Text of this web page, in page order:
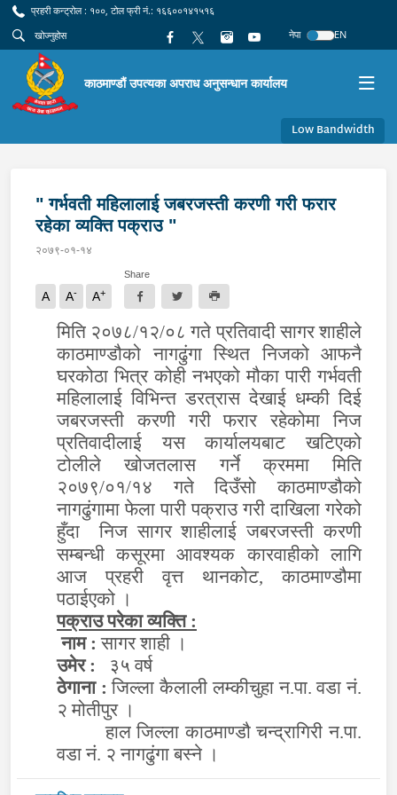
प्रहरी कन्ट्रोल : १००, टोल फ्री नं.: १६६००१४१५१६
नेपा
EN
काठमाण्डौं उपत्यका अपराध अनुसन्धान कार्यालय
Low Bandwidth
" गर्भवती महिलालाई जबरजस्ती करणी गरी फरार
रहेका व्यक्ति पक्राउ "
२०७९-०१-१४
A A- A+
Share
मिति २०७८/१२/०८ गते प्रतिवादी सागर शाहीले
काठमाण्डौको नागढुंगा स्थित निजको आफनै
घरकोठा भित्र कोही नभएको मौका पारी गर्भवती
महिलालाई विभिन्त डरत्रास देखाई धम्की दिई
जबरजस्ती करणी गरी फरार रहेकोमा निज
प्रतिवादीलाई यस कार्यालयबाट खटिएको
टोलीले खोजतलास गर्ने क्रममा मिति
२०७९/०१/१४ गते दिउँसो काठमाण्डौको
नागढुंगामा फेला पारी पक्राउ गरी दाखिला गरेको
हुँदा निज सागर शाहीलाई जबरजस्ती करणी
सम्बन्धी कसूरमा आवश्यक कारवाहीको लागि
आज प्रहरी वृत्त थानकोट, काठमाण्डौमा
पठाईएको ।
पक्राउ परेका व्यक्ति :
नाम : सागर शाही ।
उमेर :
३५वर्ष
ठेगाना : जिल्ला कैलाली लम्कीचुहा न.पा. वडा नं.
२ मोतीपुर ।
हाल जिल्ला काठमाण्डौ चन्द्रागिरी न.पा.
वडा नं. २ नागढुंगा बस्ने ।